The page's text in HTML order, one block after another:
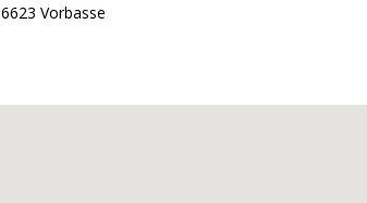
6623 Vorbasse